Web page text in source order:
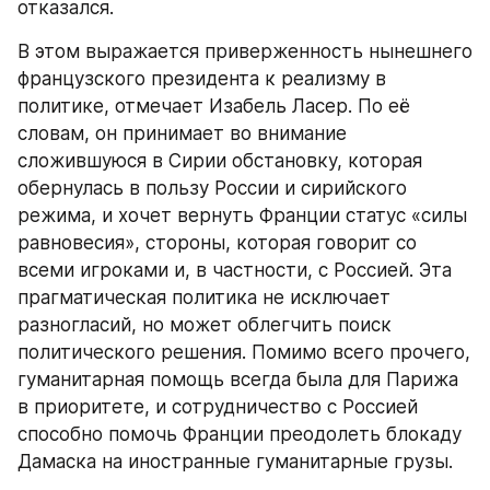
отказался.
В этом выражается приверженность нынешнего
французского президента к реализму в
политике, отмечает Изабель Ласер. По её
словам, он принимает во внимание
сложившуюся в Сирии обстановку, которая
обернулась в пользу России и сирийского
режима, и хочет вернуть Франции статус «силы
равновесия», стороны, которая говорит со
всеми игроками и, в частности, с Россией. Эта
прагматическая политика не исключает
разногласий, но может облегчить поиск
политического решения. Помимо всего прочего,
гуманитарная помощь всегда была для Парижа
в приоритете, и сотрудничество с Россией
способно помочь Франции преодолеть блокаду
Дамаска на иностранные гуманитарные грузы.